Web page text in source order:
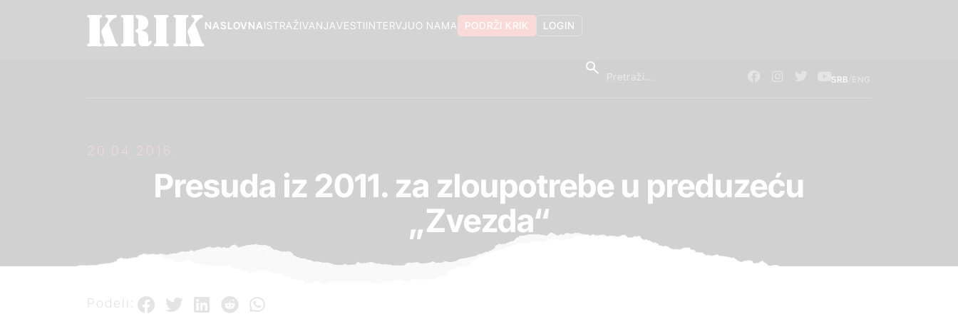
LOGIN
PODRŽI KRIK
O NAMA
INTERVJU
VESTI
ISTRAŽIVANJA
NASLOVNA
SRB
20.04.2016.
Presuda iz 2011. za zloupotrebe u preduzeću
„Zvezda“
Podeli: